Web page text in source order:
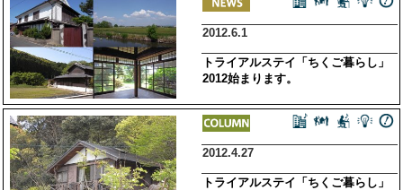
2012.6.1
トライアルステイ「ちくご暮らし」
2012始まります。
2012.4.27
トライアルステイ「ちくご暮らし」